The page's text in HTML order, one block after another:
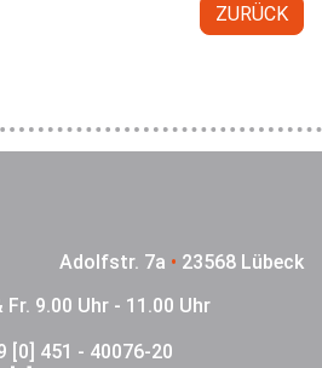
ZURÜCK
Adolfstr. 7a • 23568 Lübeck
Fr. 9.00 Uhr - 11.00 Uhr
[0] 451 - 40076-20